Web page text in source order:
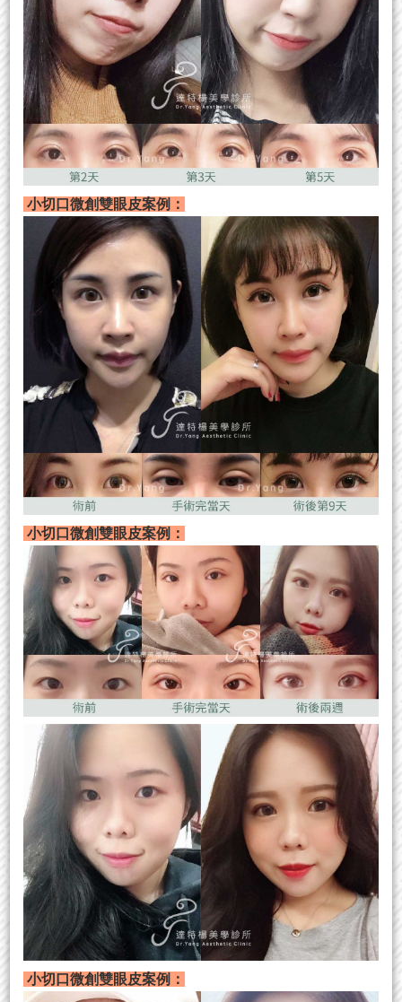
小切口微創雙眼皮案例：
小切口微創雙眼皮案例：
小切口微創雙眼皮案例：